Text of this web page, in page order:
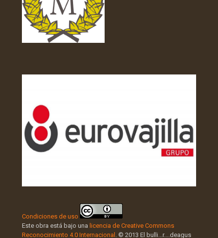
Condiciones de uso
Este obra está bajo una licencia de Creative Commons
Reconocimiento 4.0 Internacional . © 2013 El bulli...r....deagus